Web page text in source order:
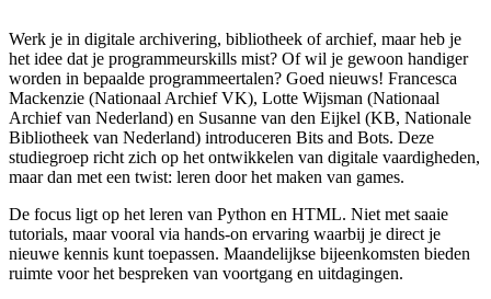
Werk je in digitale archivering, bibliotheek of archief, maar heb je
het idee dat je programmeurskills mist? Of wil je gewoon handiger
worden in bepaalde programmeertalen? Goed nieuws! Francesca
Mackenzie (Nationaal Archief VK), Lotte Wijsman (Nationaal
Archief van Nederland) en Susanne van den Eijkel (KB, Nationale
Bibliotheek van Nederland) introduceren Bits and Bots. Deze
studiegroep richt zich op het ontwikkelen van digitale vaardigheden,
maar dan met een twist: leren door het maken van games.
De focus ligt op het leren van Python en HTML. Niet met saaie
tutorials, maar vooral via hands-on ervaring waarbij je direct je
nieuwe kennis kunt toepassen. Maandelijkse bijeenkomsten bieden
ruimte voor het bespreken van voortgang en uitdagingen.